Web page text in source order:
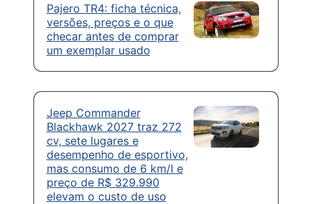
Pajero TR4: ficha técnica,
versões, preços e o que
checar antes de comprar
um exemplar usado
Jeep Commander
Blackhawk 2027 traz 272
cv, sete lugares e
desempenho de esportivo,
mas consumo de 6 km/l e
preço de R$ 329.990
elevam o custo de uso